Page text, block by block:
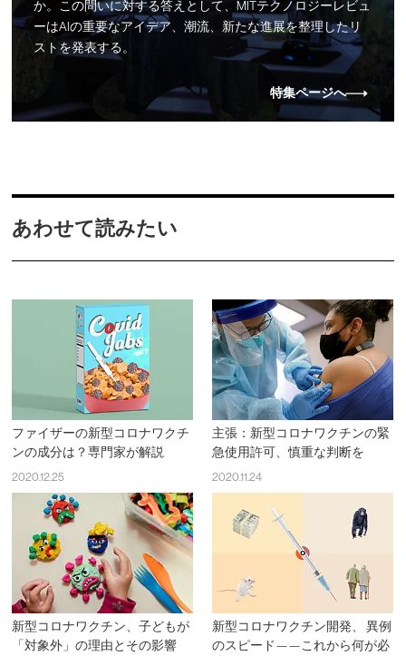
か。この問いに対する答えとして、MITテクノロジーレビュ
ーはAIの重要なアイデア、潮流、新たな進展を整理したリ
ストを発表する。
特集ページへ
あわせて読みたい
ファイザーの新型コロナワクチ
ンの成分は？専門家が解説
2020.12.25
主張：新型コロナワクチンの緊
急使用許可、慎重な判断を
2020.11.24
新型コロナワクチン、子どもが
「対象外」の理由とその影響
新型コロナワクチン開発、 異例
のスピード——これから何が必